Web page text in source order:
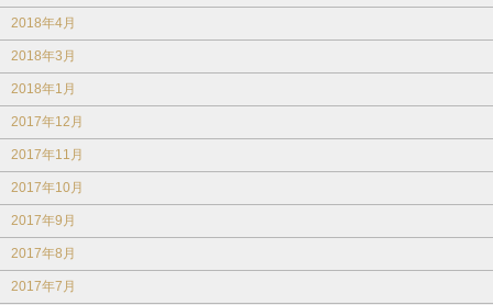
2018年4月
2018年3月
2018年1月
2017年12月
2017年11月
2017年10月
2017年9月
2017年8月
2017年7月